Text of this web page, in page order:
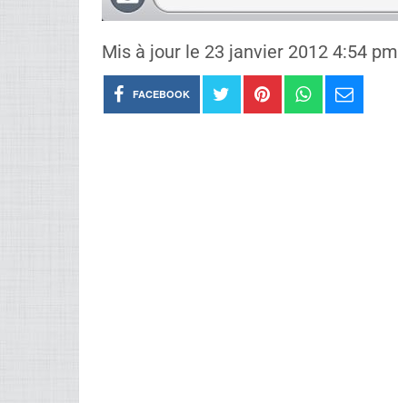
Mis à jour le 23 janvier 2012 4:54 pm
FACEBOOK